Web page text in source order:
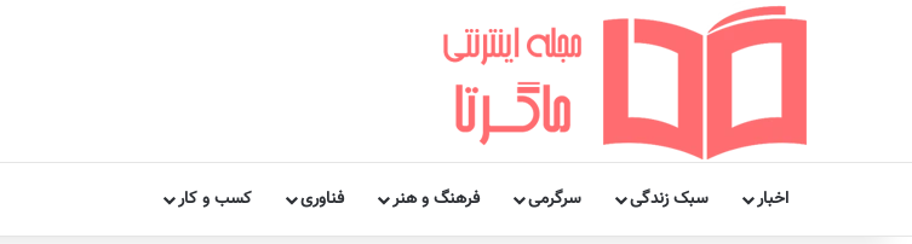
اخبار سبک زندگی سرگرمی فرهنگ و هنر فناوری کسب و کار